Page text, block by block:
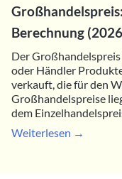
Berechnung
Der
oder Händler
verkauft, die für den
Großhandelspreise
dem
Weiterlesen →